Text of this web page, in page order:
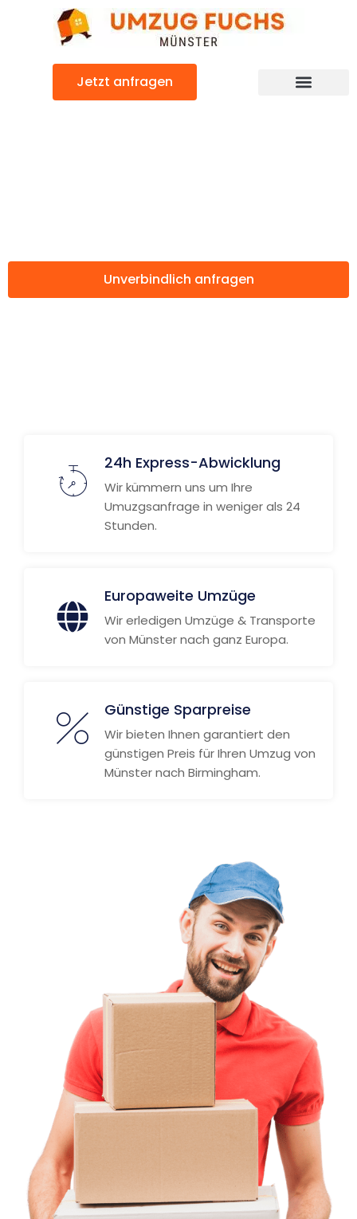
Jetzt anfragen
Unverbindlich anfragen
24h Express-Abwicklung
Wir kümmern uns um Ihre
Umuzgsanfrage in weniger als 24
Stunden.
Europaweite Umzüge
Wir erledigen Umzüge & Transporte
von Münster nach ganz Europa.
Günstige Sparpreise
Wir bieten Ihnen garantiert den
günstigen Preis für Ihren Umzug von
Münster nach Birmingham.